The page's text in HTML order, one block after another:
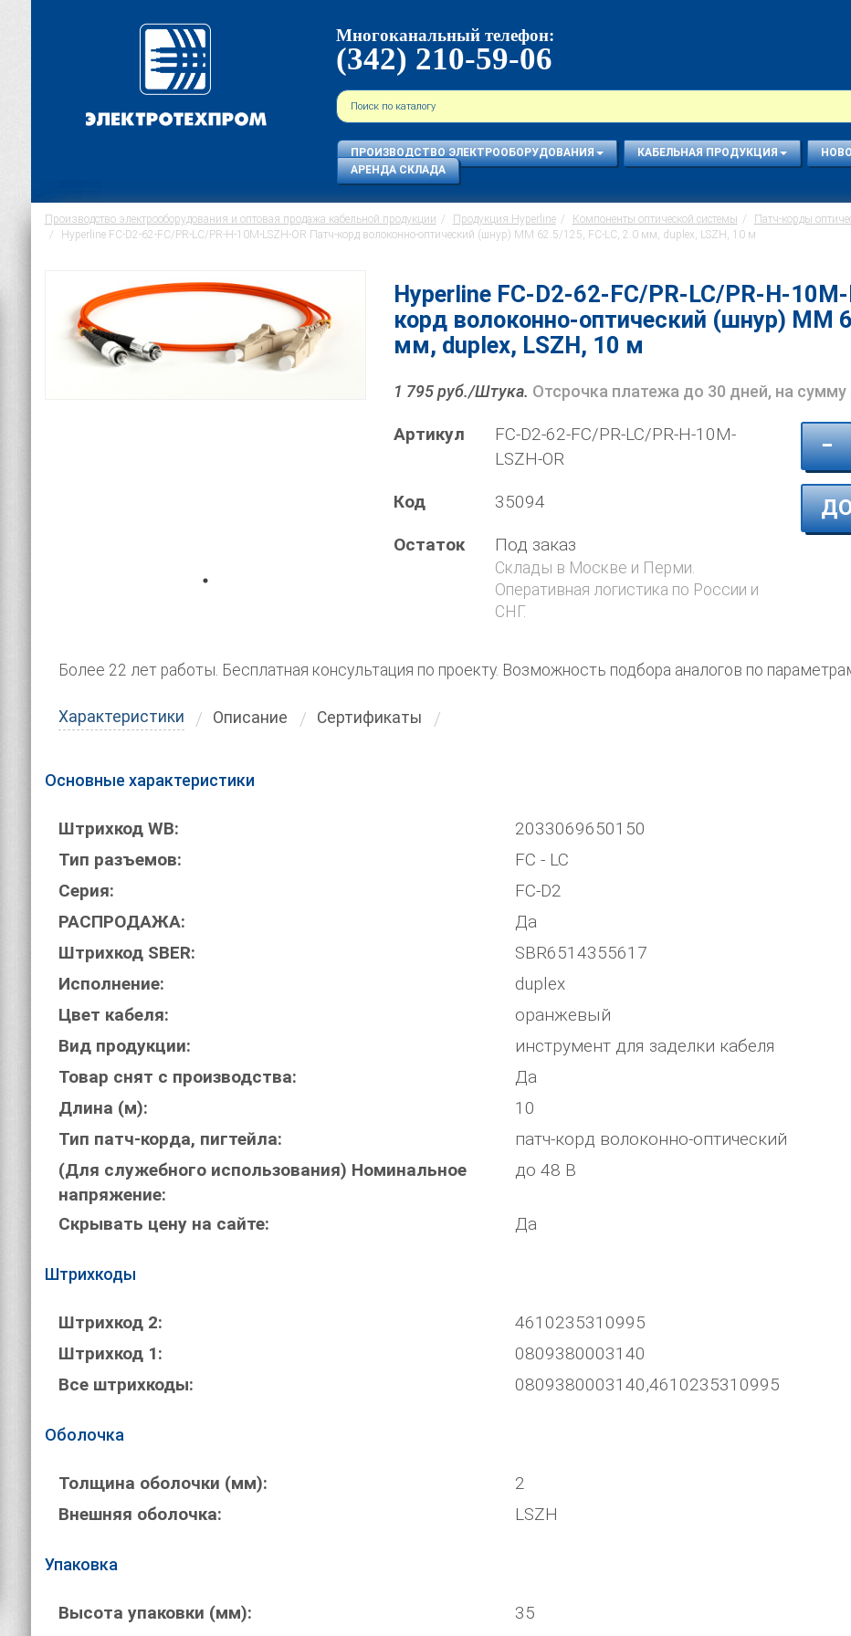
Многоканальный телефон:
(342) 210-59-06
ПРОИЗВОДСТВО ЭЛЕКТРООБОРУДОВАНИЯ КАБЕЛЬНАЯ ПРОДУКЦИЯ
АРЕНДА СКЛАДА
Производство электрооборудования и оптовая продажа кабельной продукции Продукция Hyperline Компоненты оптической системы
Патч-корды
Hyperline FC-D2-62-FC/PR-LC/PR-H-10M-LSZH-OR Патч-корд волоконно-оптический (шнур) MM 62.5/125, FC-LC, 2.0 мм, duplex, LSZH, 10 м
Hyperline FC-D2-62-FC/PR-LC/PR-H-
корд волоконно-оптический (шнур) MM
мм, duplex, LSZH, 10 м
1 795 руб./Штука. Отсрочка платежа до 30 дней, на
Артикул
FC-D2-62-FC/PR-LC/PR-H-10M-
LSZH-OR
Код 35094
Остаток Под заказ
Склады в Москве и Перми.
Оперативная логистика по России и
СНГ.
−
Более 22 лет работы. Бесплатная консультация по проекту. Возможность подбора аналогов по
Характеристики Описание Сертификаты
Основные характеристики
Штрихкод WB:
2033069650150
Тип разъемов:
FC - LC
Серия:
FC-D2
РАСПРОДАЖА:
Да
Штрихкод SBER:
SBR6514355617
Исполнение:
duplex
Цвет кабеля:
оранжевый
Вид продукции:
инструмент для заделки кабеля
Товар снят с производства:
Да
Длина (м):
10
Тип патч-корда, пигтейла:
патч-корд волоконно-оптический
(Для служебного использования) Номинальное
напряжение:
до 48 В
Скрывать цену на сайте: Да
Штрихкоды
Штрихкод 2:
4610235310995
Штрихкод 1:
0809380003140
Все штрихкоды:
0809380003140,4610235310995
Оболочка
Толщина оболочки (мм):
2
Внешняя оболочка:
LSZH
Упаковка
Высота упаковки (мм):
35